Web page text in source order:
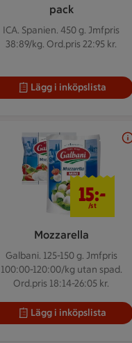
pack
ICA. Spanien. 450 g. Jmfpris
38:89/kg. Ord.pris 22:95 kr.
Lägg i inköpslista
Mozzarella
Galbani. 125-150 g. Jmfpris
100:00-120:00/kg utan spad.
Ord.pris 18:14-26:05 kr.
15 kr/st
15:-
/st
Lägg i inköpslista